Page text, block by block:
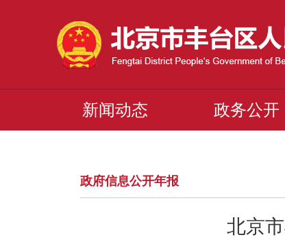
新闻动态 政务公开
政府信息公开年报
北京